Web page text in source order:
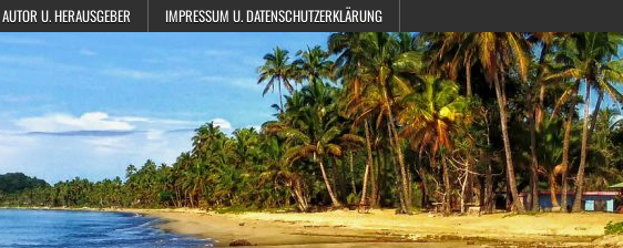
AUTOR U. HERAUSGEBER IMPRESSUM U. DATENSCHUTZERKLÄRUNG